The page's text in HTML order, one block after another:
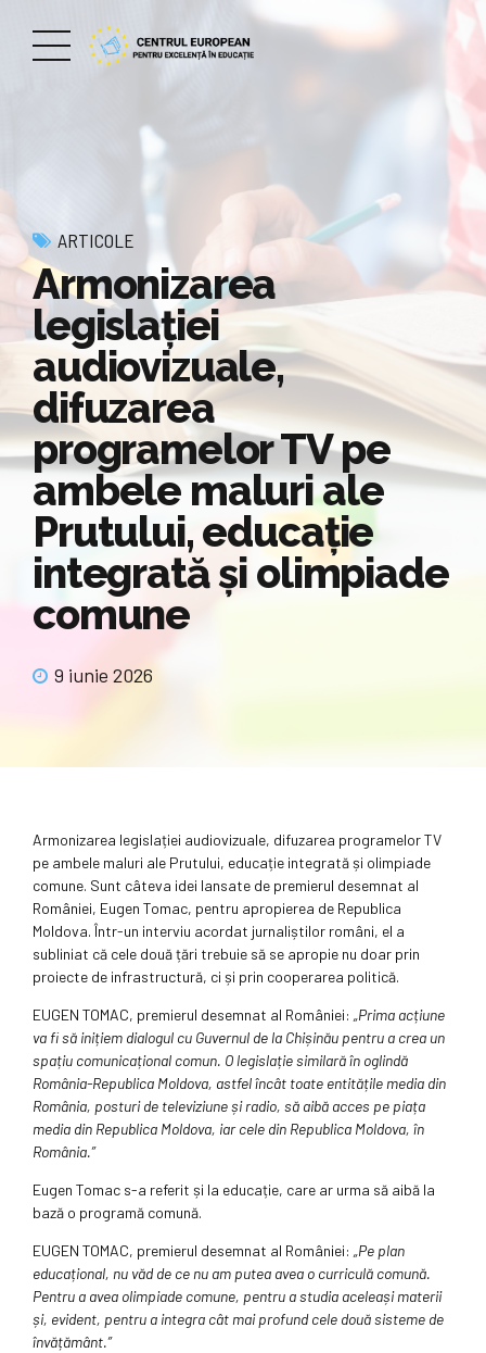
ARTICOLE
Armonizarea
legislației
audiovizuale,
difuzarea
programelor TV pe
ambele maluri ale
Prutului, educație
integrată și olimpiade
comune
9 iunie 2026
Armonizarea legislației audiovizuale, difuzarea programelor TV
pe ambele maluri ale Prutului, educație integrată și olimpiade
comune. Sunt câteva idei lansate de premierul desemnat al
României, Eugen Tomac, pentru apropierea de Republica
Moldova. Într-un interviu acordat jurnaliștilor români, el a
subliniat că cele două țări trebuie să se apropie nu doar prin
proiecte de infrastructură, ci și prin cooperarea politică.
EUGEN TOMAC, premierul desemnat al României: „Prima acțiune
va fi să inițiem dialogul cu Guvernul de la Chișinău pentru a crea un
spațiu comunicațional comun. O legislație similară în oglindă
România-Republica Moldova, astfel încât toate entitățile media din
România, posturi de televiziune și radio, să aibă acces pe piața
media din Republica Moldova, iar cele din Republica Moldova, în
România.”
Eugen Tomac s-a referit și la educație, care ar urma să aibă la
bază o programă comună.
EUGEN TOMAC, premierul desemnat al României: „Pe plan
educațional, nu văd de ce nu am putea avea o curriculă comună.
Pentru a avea olimpiade comune, pentru a studia aceleași materii
și, evident, pentru a integra cât mai profund cele două sisteme de
învățământ.”